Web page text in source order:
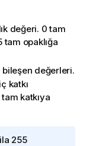
değeri. 0 tam
tam opaklığa
bileşen değerleri.
katkı
katkıya
255